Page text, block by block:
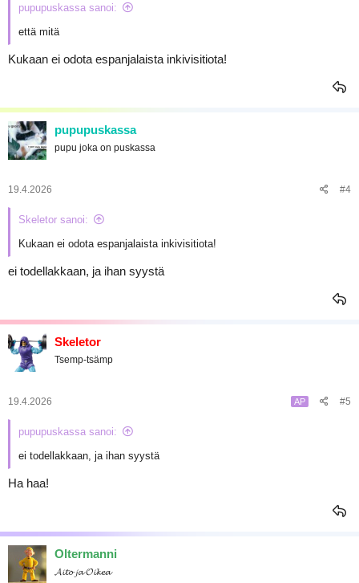
pupupuskassa sanoi:
että mitä
Kukaan ei odota espanjalaista inkivisitiota!
pupupuskassa
pupu joka on puskassa
19.4.2026 #4
Skeletor sanoi:
Kukaan ei odota espanjalaista inkivisitiota!
ei todellakkaan, ja ihan syystä
Skeletor
Tsemp-tsämp
19.4.2026 AP #5
pupupuskassa sanoi:
ei todellakkaan, ja ihan syystä
Ha haa!
Oltermanni
𝓐𝓲𝓽𝓸 𝓳𝓪 𝓞𝓲𝓴𝓮𝓪